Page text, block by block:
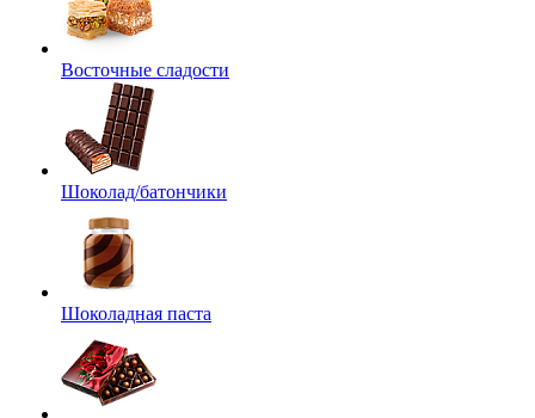
Восточные сладости
Шоколад/батончики
Шоколадная паста